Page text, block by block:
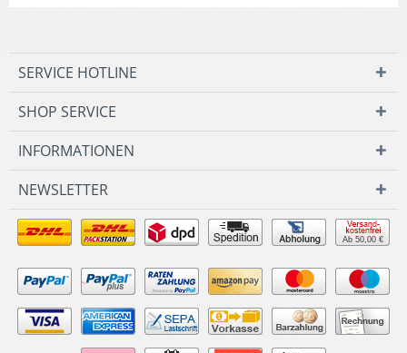
SERVICE HOTLINE
SHOP SERVICE
INFORMATIONEN
NEWSLETTER
Ab 50,00 €